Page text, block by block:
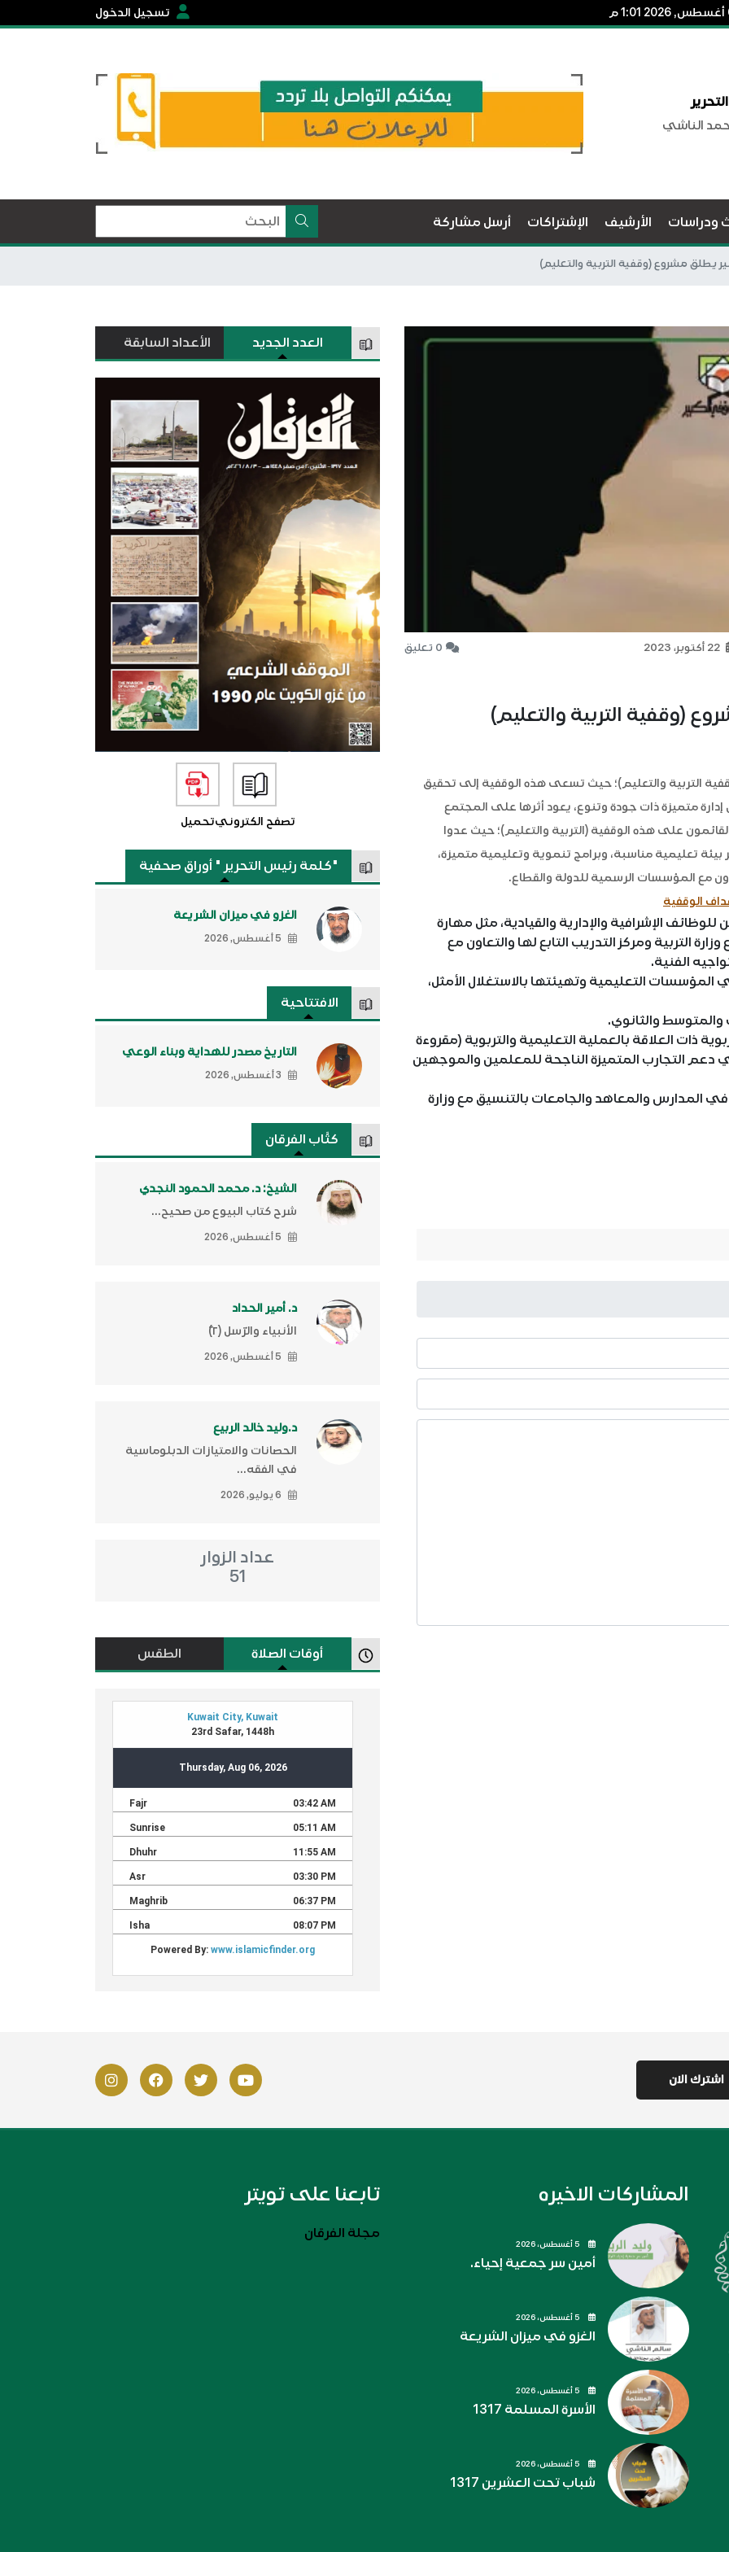
تسجيل الدخول
الناشي
ودراسات الأرشيف الإشتراكات أرسل مشاركة
يطلق مشروع (وقفية التربية والتعليم)
0 تعليق
(وقفية التربية والتعليم)
التربية والتعليم)؛ حيث تسعى هذه الوقفية إلى تحقيق
متميزة ذات جودة وتنوع، يعود أثرها على المجتمع
على هذه الوقفية (التربية والتعليم)؛ حيث عدوا
بيئة تعليمية مناسبة، وبرامج تنموية وتعليمية متميزة،
مع المؤسسات الرسمية للدولة والقطاع.
الوقفية
الإشرافية والإدارية والقيادية، مثل مهارة
التربية ومركز التدريب التابع لها والتعاون مع
الفنية.
التعليمية وتهيئتها بالاستغلال الأمثل،
والثانوي.
ذات العلاقة بالعملية التعليمية والتربوية (مقروءة
دعم التجارب المتميزة الناجحة للمعلمين والموجهين
في المدارس والمعاهد والجامعات بالتنسيق مع وزارة
العدد الجديد الأعداد السابقة
تصفح الكترونيتحميل
"كلمة رئيس التحرير " أوراق صحفية
الغزو في ميزان الشريعة
5 أغسطس, 2026
الافتتاحية
التاريخ مصدر للهداية وبناء الوعي
3 أغسطس, 2026
كتَّاب الفرقان
الشيخ: د. محمد الحمود النجدي
شرح كتاب البيوع من صحيح...
5 أغسطس, 2026
د. أمير الحداد
الأنبياء والرّسل (٢)ّ
5 أغسطس, 2026
د.وليد خالد الربيع
الحصانات والامتيازات الدبلوماسية
في الفقه...
6 يوليو, 2026
عداد الزوار
51
أوقات الصلاة الطقس
المشاركات الاخيره
أمين سر جمعية إحياء.
الغزو في ميزان الشريعة
الأسرة المسلمة 1317
شباب تحت العشرين 1317
تابعنا على تويتر
مجلة الفرقان